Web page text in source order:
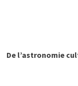
De l’astronomie